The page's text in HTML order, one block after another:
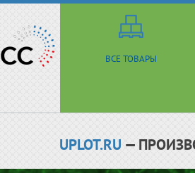
ВСЕ ТОВАРЫ
UPLOT.RU —